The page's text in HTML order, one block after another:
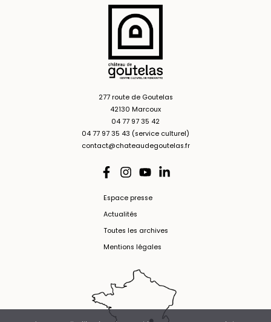
277 route de Goutelas
42130 Marcoux
04 77 97 35 42
04 77 97 35 43 (service culturel)
contact@chateaudegoutelas.fr
Espace presse
Actualités
Toutes les archives
Mentions légales